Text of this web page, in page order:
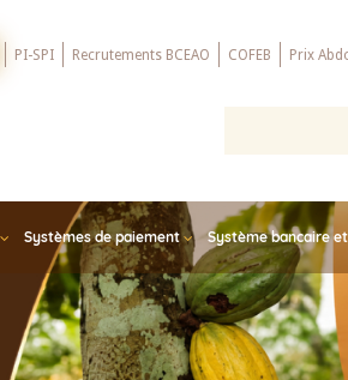
PI-SPI Recrutements BCEAO COFEB Prix
Systèmes de paiement Système bancaire